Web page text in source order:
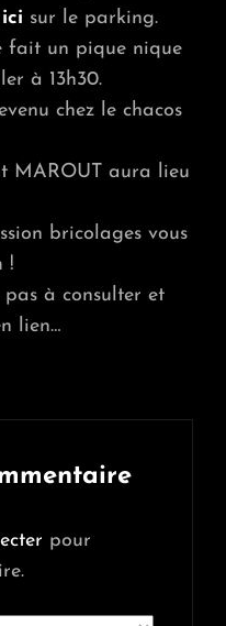
ici sur le parking.
fait un pique nique
à 13h30.
chez le chacos
MAROUT aura lieu
bricolages vous
!
pas à consulter et
lien…
pour